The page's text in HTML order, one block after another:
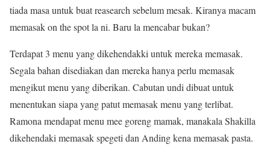
tiada masa untuk buat reasearch sebelum mesak. Kiranya macam
memasak on the spot la ni. Baru la mencabar bukan?
Terdapat 3 menu yang dikehendakki untuk mereka memasak.
Segala bahan disediakan dan mereka hanya perlu memasak
mengikut menu yang diberikan. Cabutan undi dibuat untuk
menentukan siapa yang patut memasak menu yang terlibat.
Ramona mendapat menu mee goreng mamak, manakala Shakilla
dikehendaki memasak spegeti dan Anding kena memasak pasta.